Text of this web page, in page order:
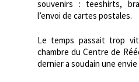
souvenirs : teeshirts,
l’envoi de cartes postales.
Le temps passait trop
chambre du Centre de
dernier a soudain une envie